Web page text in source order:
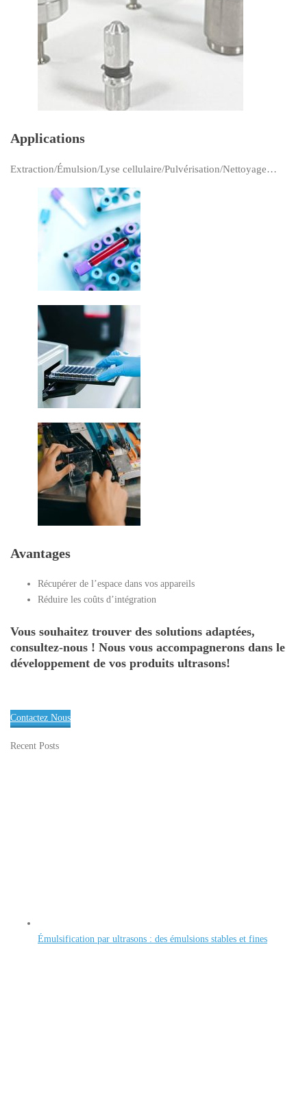
Applications
Extraction/Émulsion/Lyse cellulaire/Pulvérisation/Nettoyage…
Avantages
Récupérer de l’espace dans vos appareils
Réduire les coûts d’intégration
Vous souhaitez trouver des solutions adaptées,
consultez-nous ! Nous vous accompagnerons dans le
développement de vos produits ultrasons!
Contactez Nous
Recent Posts
Émulsification par ultrasons : des émulsions stables et fines